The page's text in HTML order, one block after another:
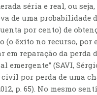
séria e real, ou
de uma probabilidade
por cento) de
(o êxito no recurso, por
em reparação da perda
emergente” (SAVI,
por perda de uma
p. 65). No mesmo